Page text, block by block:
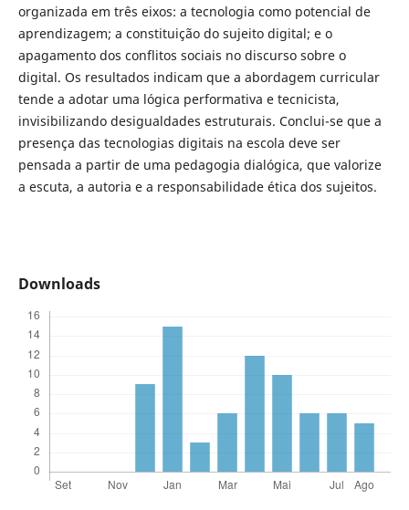
organizada em três eixos: a tecnologia como potencial de
aprendizagem; a constituição do sujeito digital; e o
apagamento dos conflitos sociais no discurso sobre o
digital. Os resultados indicam que a abordagem curricular
tende a adotar uma lógica performativa e tecnicista,
invisibilizando desigualdades estruturais. Conclui-se que a
presença das tecnologias digitais na escola deve ser
pensada a partir de uma pedagogia dialógica, que valorize
a escuta, a autoria e a responsabilidade ética dos sujeitos.
Downloads